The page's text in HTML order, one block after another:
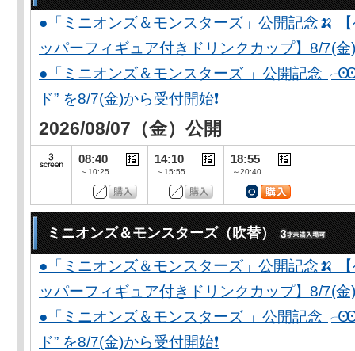
●「ミニオンズ＆モンスターズ」公開記念🍌
ッパーフィギュア付きドリンクカップ】8/7(金
●「ミニオンズ＆モンスターズ 」公開記念
ド” を8/7(金)から受付開始❗️
2026/08/07（金）公開
08:40
～10:25
14:10
～15:55
18:55
～20:40
ミニオンズ＆モンスターズ（吹替）
●「ミニオンズ＆モンスターズ」公開記念🍌
ッパーフィギュア付きドリンクカップ】8/7(金
●「ミニオンズ＆モンスターズ 」公開記念
ド” を8/7(金)から受付開始❗️